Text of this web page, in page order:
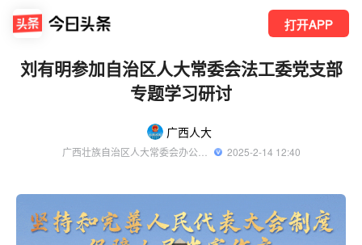
打开APP
刘有明参加自治区人大常委会法工委党支部
专题学习研讨
广西人大
广西壮族自治区人大常委会办公厅新闻信息中心官方账号
  2025-2-14 12:40